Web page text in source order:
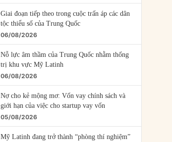
Giai đoạn tiếp theo trong cuộc trấn áp các dân
tộc thiểu số của Trung Quốc
06/08/2026
Nỗ lực âm thầm của Trung Quốc nhằm thống
trị khu vực Mỹ Latinh
06/08/2026
Nợ cho kẻ mộng mơ: Vốn vay chính sách và
giới hạn của việc cho startup vay vốn
05/08/2026
Mỹ Latinh đang trở thành “phòng thí nghiệm”